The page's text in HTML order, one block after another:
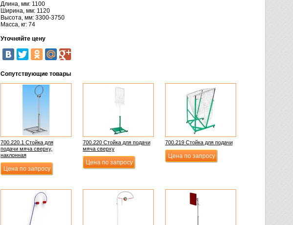
Длина, мм: 1100
Ширина, мм: 1120
Высота, мм: 3300-3750
Масса, кг: 74
Уточняйте цену
Сопутствующие товары
700.220.1 Стойка для
подачи мяча сверху,
наклонная
Цена по запросу
700.220 Стойка для подачи
мяча сверху
Цена по запросу
700.219 Стойка для подачи
Цена по запросу